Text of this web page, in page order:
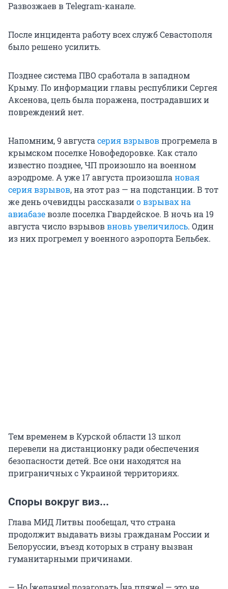
Развозжаев в Telegram-канале.
После инцидента работу всех служб Севастополя
было решено усилить.
Позднее система ПВО сработала в западном
Крыму. По информации главы республики Сергея
Аксенова, цель была поражена, пострадавших и
повреждений нет.
Напомним, 9 августасерия взрывовпрогремела в
крымском поселке Новофедоровке. Как стало
известно позднее, ЧП произошло на военном
аэродроме. А уже 17 августа произошлановая
серия взрывов, на этот раз — на подстанции. В тот
же день очевидцы рассказалио взрывах на
авиабазевозле поселка Гвардейское. В ночь на 19
августа число взрывоввновь увеличилось. Один
из них прогремел у военного аэропорта Бельбек.
Тем временем в Курской области 13 школ
перевели на дистанционку ради обеспечения
безопасности детей. Все они находятся на
приграничных с Украиной территориях.
Споры вокруг виз...
Глава МИД Литвы пообещал, что страна
продолжит выдавать визы гражданам России и
Белоруссии, въезд которых в страну вызван
гуманитарными причинами.